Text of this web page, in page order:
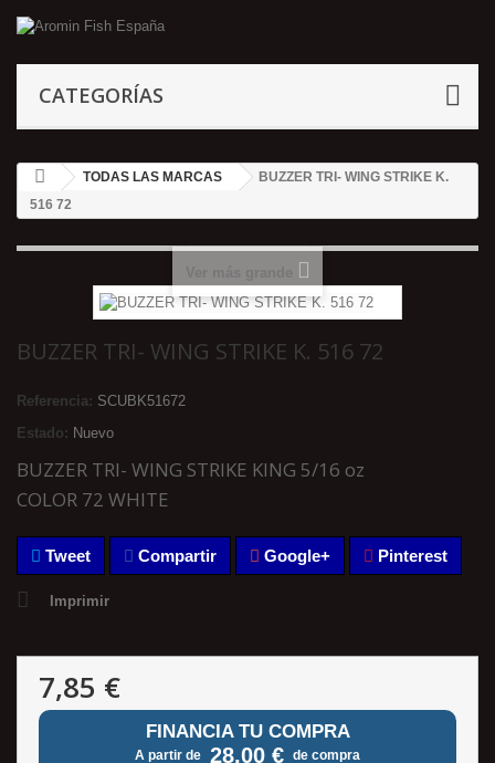
CATEGORÍAS
TODAS LAS MARCAS
BUZZER TRI- WING STRIKE K.
516 72
BUZZER TRI- WING STRIKE K. 516 72
Referencia: SCUBK51672
Estado: Nuevo
BUZZER TRI- WING STRIKE KING 5/16 oz
COLOR 72 WHITE
Tweet Compartir Google+ Pinterest
Imprimir
7,85 €
FINANCIA TU COMPRA
A partir de 28,00 € de compra